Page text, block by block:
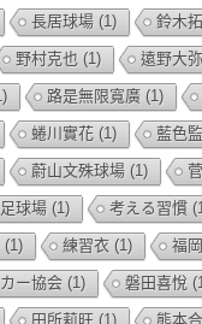
長居球場 (1) 鈴木
野村克也 (1) 遠野大弥
路是無限寬廣 (1)
蜷川實花 (1) 藍色
蔚山文殊球場 (1)
球場 (1) 考える習慣
(1) 練習衣 (1) 福
ー協会 (1) 磐田喜悅
田所莉旺 (1) 熊本